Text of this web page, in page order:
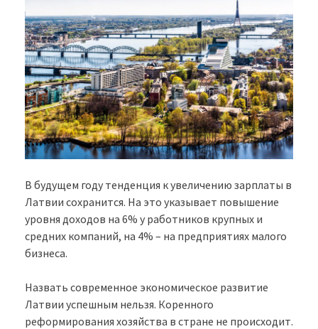
В будущем году тенденция к увеличению зарплаты в
Латвии сохранится. На это указывает повышение
уровня доходов на 6% у работников крупных и
средних компаний, на 4% – на предприятиях малого
бизнеса.
Назвать современное экономическое развитие
Латвии успешным нельзя. Коренного
реформирования хозяйства в стране не происходит.